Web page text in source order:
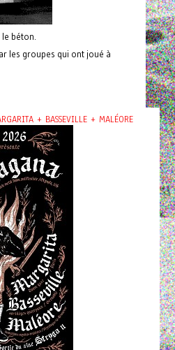
le béton.
les groupes qui ont joué à
+ BASSEVILLE + MALÉORE